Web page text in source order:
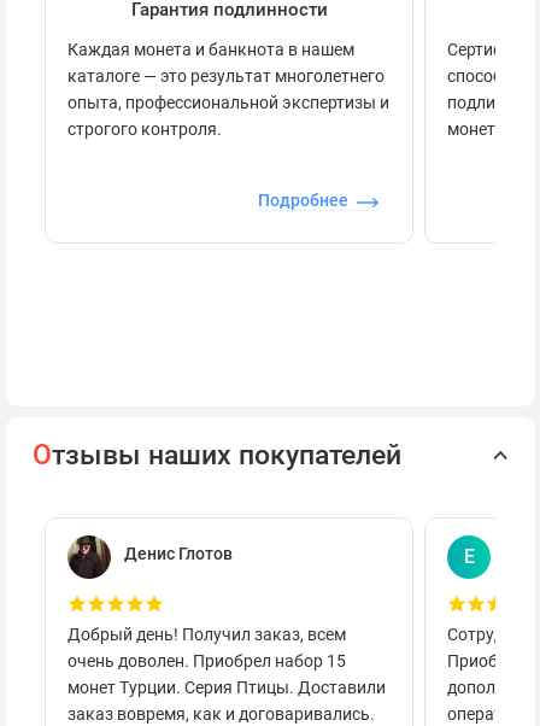
Гарантия подлинности
Каждая монета и банкнота в нашем
каталоге — это результат многолетнего
опыта, профессиональной экспертизы и
строгого контроля.
Подробнее
способов
монеты.
Отзывы наших покупателей
Денис Глотов
Добрый день! Получил заказ, всем
очень доволен. Приобрел набор 15
монет Турции. Серия Птицы. Доставили
заказ вовремя, как и договаривались.
Е